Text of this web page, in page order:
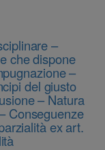
–
che dispone
–
del giusto
– Natura
Conseguenze
ex art.